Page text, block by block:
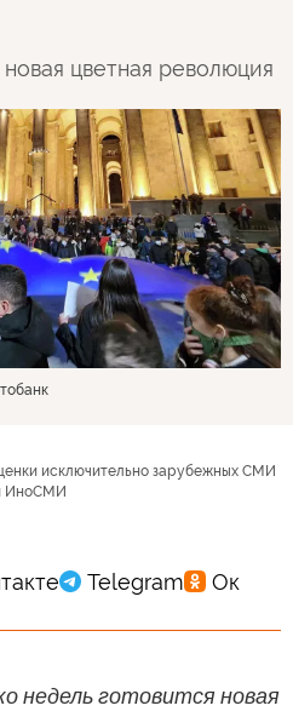
новая цветная революция
исключительно зарубежных СМИ
ИноСМИ
недель готовится новая